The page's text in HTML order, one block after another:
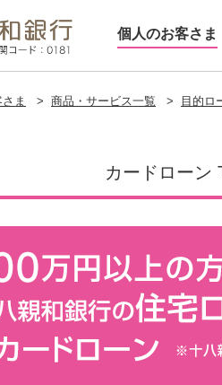
個人のお客さま
ま > 商品・サービス一覧 > 目的ロ
カードローン